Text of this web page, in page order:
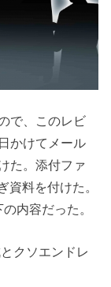
で、このレビ
かけてメール
た。添付ファ
資料を付けた。
内容だった。
クソエンドレ